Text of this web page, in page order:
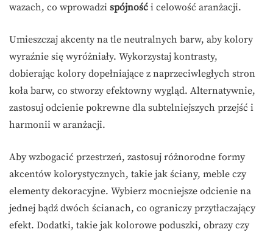
wazach, co wprowadzi spójność i celowość aranżacji.
Umieszczaj akcenty na tle neutralnych barw, aby kolory
wyraźnie się wyróżniały. Wykorzystaj kontrasty,
dobierając kolory dopełniające z naprzeciwległych stron
koła barw, co stworzy efektowny wygląd. Alternatywnie,
zastosuj odcienie pokrewne dla subtelniejszych przejść i
harmonii w aranżacji.
Aby wzbogacić przestrzeń, zastosuj różnorodne formy
akcentów kolorystycznych, takie jak ściany, meble czy
elementy dekoracyjne. Wybierz mocniejsze odcienie na
jednej bądź dwóch ścianach, co ograniczy przytłaczający
efekt. Dodatki, takie jak kolorowe poduszki, obrazy czy